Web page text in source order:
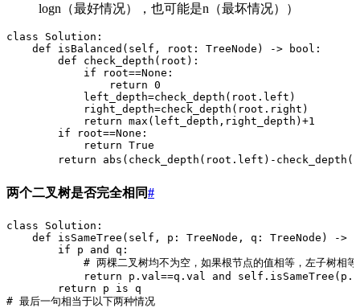
logn（最好情况），也可能是n（最坏情况））
class Solution:
    def isBalanced(self, root: TreeNode) -> bool:
        def check_depth(root):
            if root==None:
                return 0
            left_depth=check_depth(root.left)
            right_depth=check_depth(root.right)
            return max(left_depth,right_depth)+1
        if root==None:
            return True
return abs(check_depth(root.left)-
两个二叉树是否完全相同#
class Solution:
def isSameTree(self, p: TreeNode, q: TreeNode) ->
        if p and q:
# 两棵二叉树均不为空，如果根节点的值相等，左子树相等
return p.val==q.val and
        return p is q
# 最后一句相当于以下两种情况